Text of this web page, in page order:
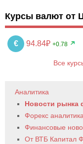
Курсы валют от
€ 94.84₽ +0.78
Все
Аналитика
Новости рынка
Форекс
Финансовые
От ВТБ Капитал